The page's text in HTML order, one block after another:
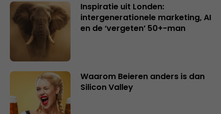
Inspiratie uit Londen:
intergenerationele marketing, AI
en de ‘vergeten’ 50+-man
Waarom Beieren anders is dan
Silicon Valley